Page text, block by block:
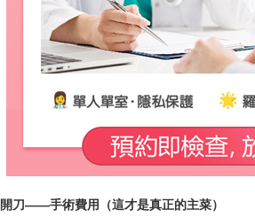
刀——手術費用（這才是真正的主菜）